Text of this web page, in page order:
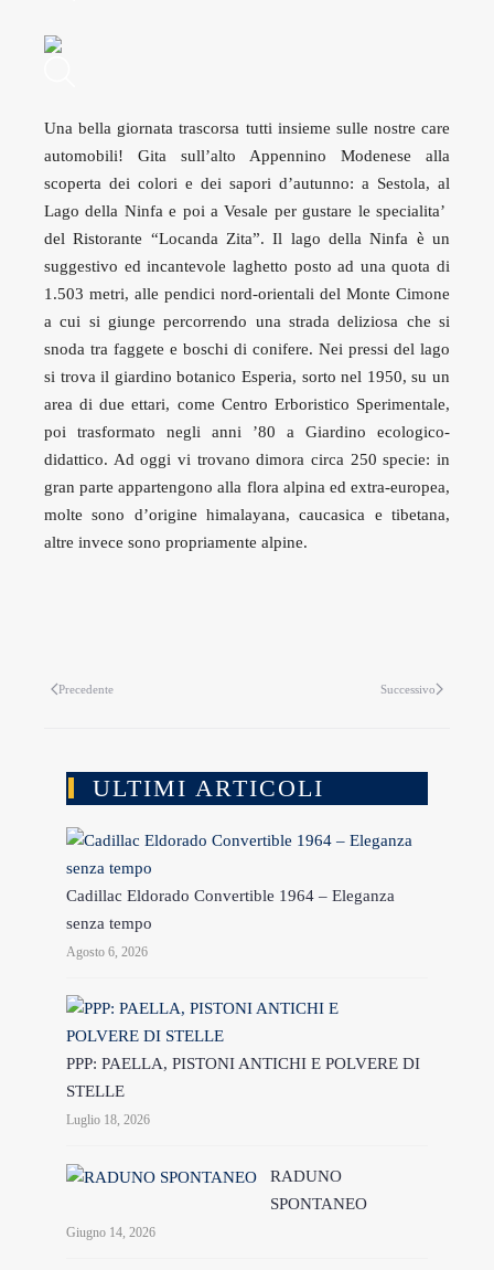
Una bella giornata trascorsa tutti insieme sulle nostre care
automobili! Gita sull’alto Appennino Modenese alla
scoperta dei colori e dei sapori d’autunno: a Sestola, al
Lago della Ninfa e poi a Vesale per gustare le specialita’
del Ristorante “Locanda Zita”. Il lago della Ninfa è un
suggestivo ed incantevole laghetto posto ad una quota di
1.503 metri, alle pendici nord-orientali del Monte Cimone
a cui si giunge percorrendo una strada deliziosa che si
snoda tra faggete e boschi di conifere. Nei pressi del lago
si trova il giardino botanico Esperia, sorto nel 1950, su un
area di due ettari, come Centro Erboristico Sperimentale,
poi trasformato negli anni ’80 a Giardino ecologico-
didattico. Ad oggi vi trovano dimora circa 250 specie: in
gran parte appartengono alla flora alpina ed extra-europea,
molte sono d’origine himalayana, caucasica e tibetana,
altre invece sono propriamente alpine.
Precedente Successivo
ULTIMI ARTICOLI
Cadillac Eldorado Convertible 1964 – Eleganza
senza tempo
Agosto 6, 2026
PPP: PAELLA, PISTONI ANTICHI E POLVERE DI
STELLE
Luglio 18, 2026
RADUNO
SPONTANEO
Giugno 14, 2026